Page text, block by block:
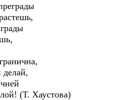
делай,
(Т. Хаустова)